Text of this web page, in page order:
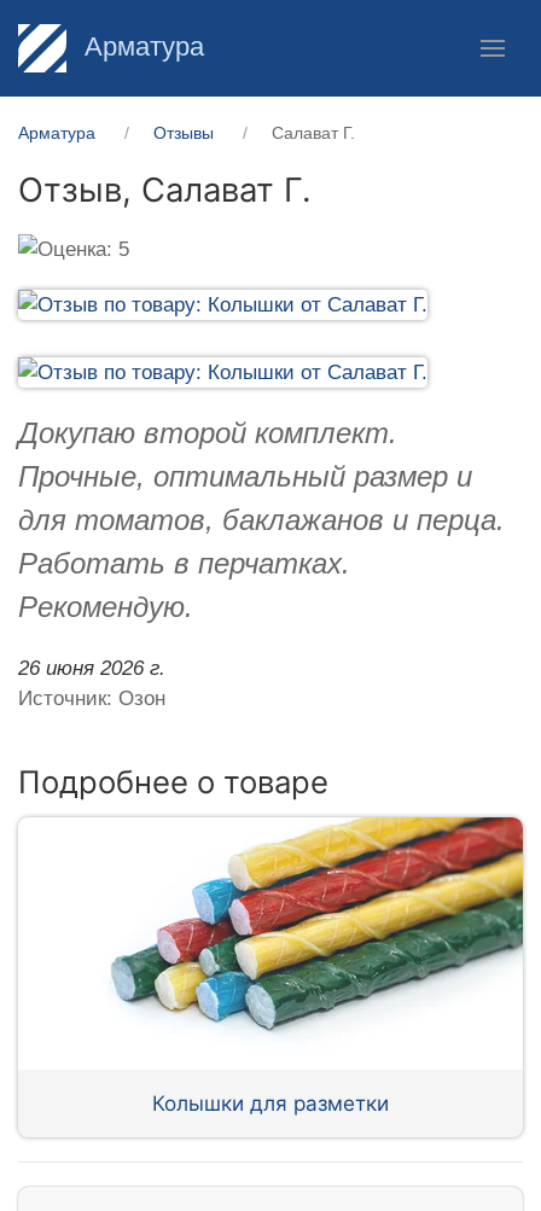
Арматура
Арматура Отзывы Салават Г.
Отзыв, Салават Г.
Докупаю второй комплект.
Прочные, оптимальный размер и
для томатов, баклажанов и перца.
Работать в перчатках.
Рекомендую.
26 июня 2026 г.
Источник: Озон
Подробнее о товаре
Колышки для разметки